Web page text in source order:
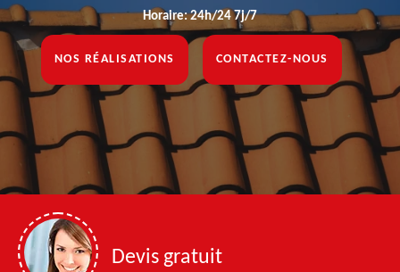
Horaire: 24h/24 7j/7
NOS RÉALISATIONS CONTACTEZ-NOUS
Devis gratuit